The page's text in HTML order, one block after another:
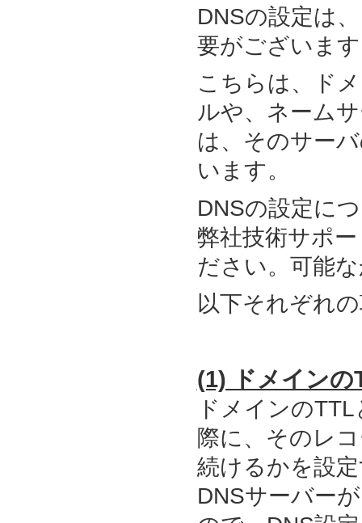
DNSの設定は
要がございま
こちらは、ド
ルや、ネーム
は、そのサー
います。
DNSの設定に
弊社技術サポ
ださい。可能
以下それぞれ
(1) ドメインの
ドメインの
際に、そのレ
続けるかを設
DNSサーバー